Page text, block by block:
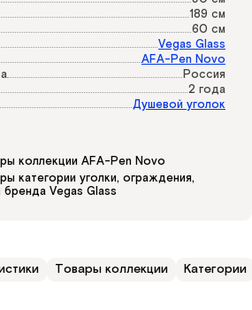
189 см
60 см
Vegas Glass
AFA-Pen Novo
Россия
2 года
Душевой уголок
коллекции AFA-Pen Novo
категории уголки, ограждения,
Vegas Glass
Товары коллекции Категории